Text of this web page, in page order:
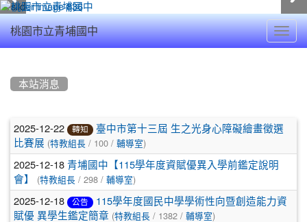
桃園市立青埔國中
本站消息
文
章
列
表
2025-12-22 轉知
臺中市第十三屆 生之光身心障礙繪畫徵選
比賽展 (特教組長 / 100 / 輔導室)
2025-12-18 青埔國中【115學年度資賦優異入學前鑑定說明
會】
(特教組長 / 298 / 輔導室)
2025-12-18 公告
115學年度國民中學學術性向暨創造能力資
賦優 異學生鑑定簡章 (特教組長 / 1382 / 輔導室)